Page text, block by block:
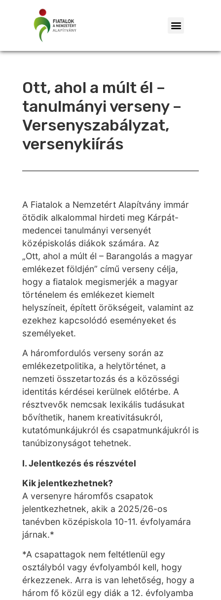
Ott, ahol a múlt él –
tanulmányi verseny –
Versenyszabályzat,
versenykiírás
A Fiatalok a Nemzetért Alapítvány immár
ötödik alkalommal hirdeti meg Kárpát-
medencei tanulmányi versenyét
középiskolás diákok számára. Az
„Ott, ahol a múlt él – Barangolás a magyar
emlékezet földjén” című verseny célja,
hogy a fiatalok megismerjék a magyar
történelem és emlékezet kiemelt
helyszíneit, épített örökségeit, valamint az
ezekhez kapcsolódó eseményeket és
személyeket.
A háromfordulós verseny során az
emlékezetpolitika, a helytörténet, a
nemzeti összetartozás és a közösségi
identitás kérdései kerülnek előtérbe. A
résztvevők nemcsak lexikális tudásukat
bővíthetik, hanem kreativitásukról,
kutatómunkájukról és csapatmunkájukról is
tanúbizonyságot tehetnek.
I. Jelentkezés és részvétel
Kik jelentkezhetnek?
A versenyre háromfős csapatok
jelentkezhetnek, akik a 2025/26-os
tanévben középiskola 10-11. évfolyamára
járnak.*
*A csapattagok nem feltétlenül egy
osztályból vagy évfolyamból kell, hogy
érkezzenek. Arra is van lehetőség, hogy a
három fő közül egy diák a 12. évfolyamba